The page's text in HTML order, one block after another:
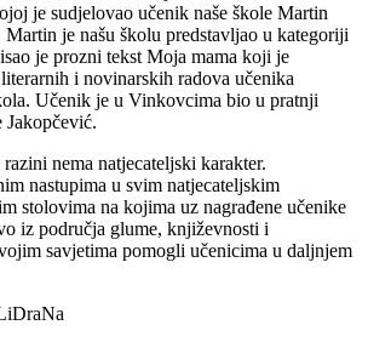
je sudjelovao učenik naše škole Martin
Martin je našu školu predstavljao u kategoriji
je prozni tekst Moja mama koji je
i novinarskih radova učenika
Učenik je u Vinkovcima bio u pratnji
Jakopčević.
nema natjecateljski karakter.
nastupima u svim natjecateljskim
stolovima na kojima uz nagrađene učenike
iz područja glume, književnosti i
savjetima pomogli učenicima u daljnjem